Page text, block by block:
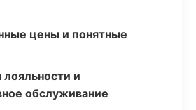
цены и понятные
и
обслуживание